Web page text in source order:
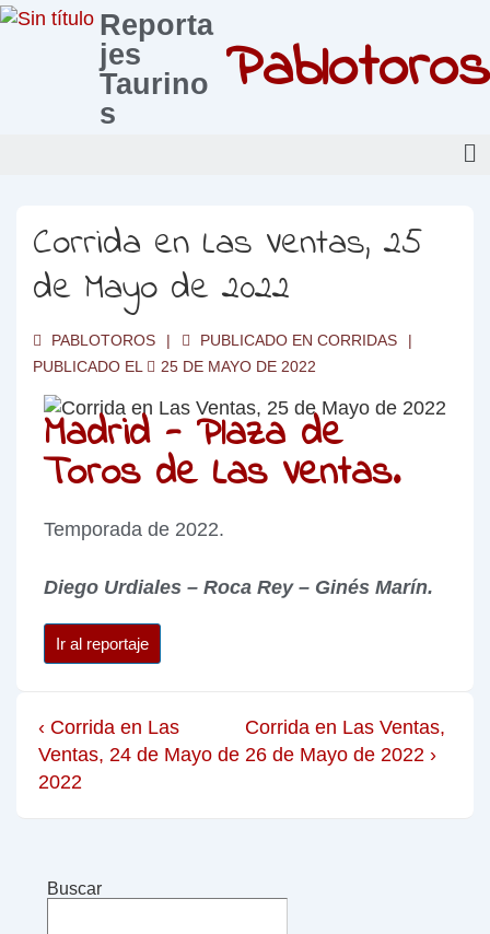
Reporta
jes
Taurino
s
Pablotoros
Corrida en Las Ventas, 25
de Mayo de 2022
PABLOTOROS PUBLICADO EN CORRIDAS
PUBLICADO EL
25 DE MAYO DE 2022
Madrid - Plaza de
Toros de Las Ventas.
Temporada de 2022.
Diego Urdiales – Roca Rey – Ginés Marín.
Ir al reportaje
‹ Corrida en Las
Ventas, 24 de Mayo de
2022
Corrida en Las Ventas,
26 de Mayo de 2022 ›
Buscar